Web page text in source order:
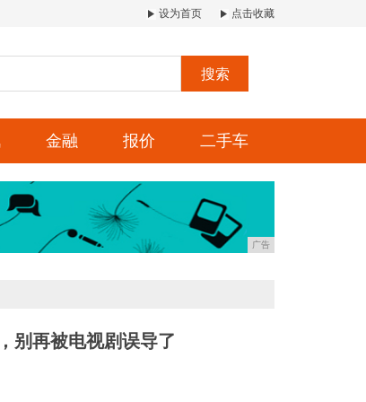
设为首页 点击收藏
搜索
金融 报价 二手车
广告
别再被电视剧误导了